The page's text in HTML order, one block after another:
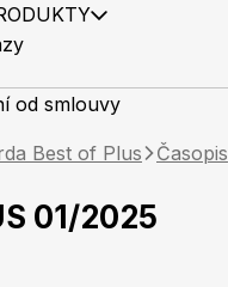
od smlouvy
Best of Plus Časopis
01/2025